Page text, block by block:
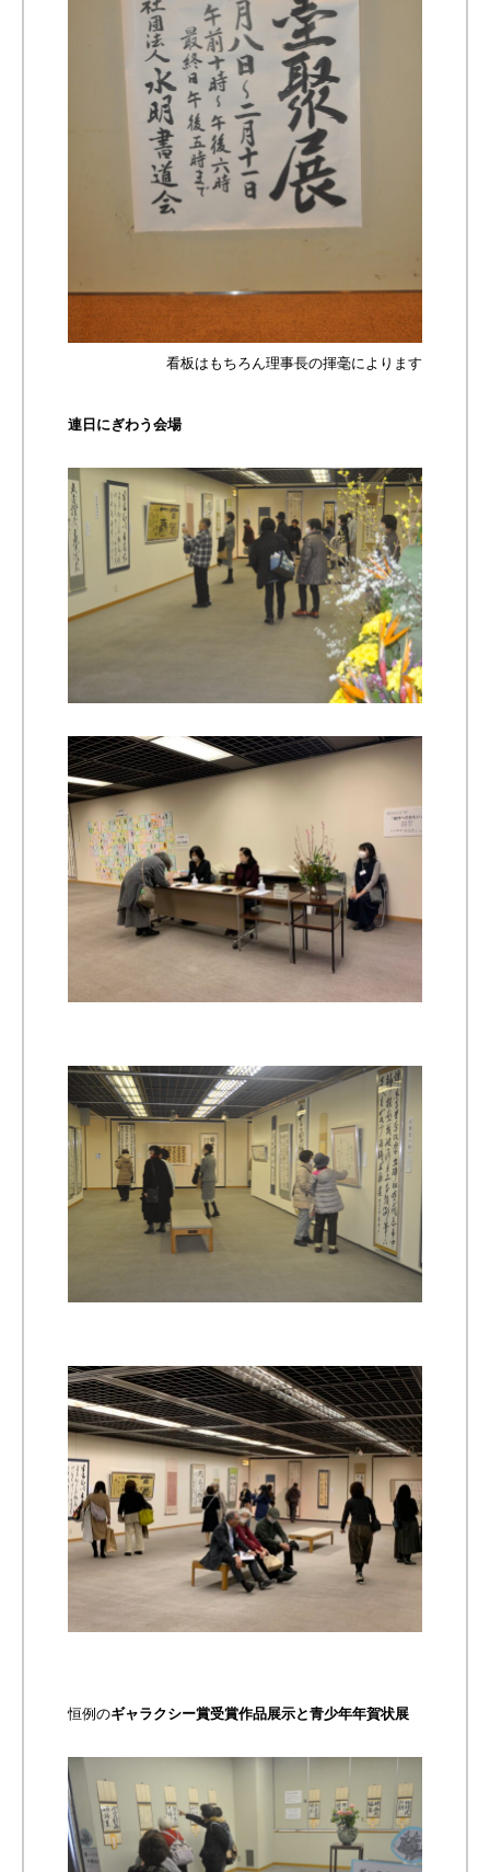
看板はもちろん理事長の揮毫によります
連日にぎわう会場
恒例のギャラクシー賞受賞作品展示と青少年年賀状展